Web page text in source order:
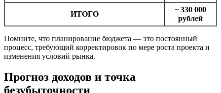
ИТОГО
~ 330 000
рублей
Помните, что планирование бюджета — это постоянный
процесс, требующий корректировок по мере роста проекта и
изменения условий рынка.
Прогноз доходов и точка
безубыточности